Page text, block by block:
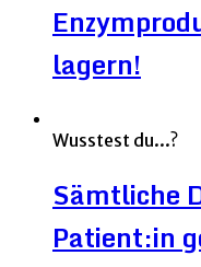
lagern!
Wusstest du...?
Sämtliche
Patient:in